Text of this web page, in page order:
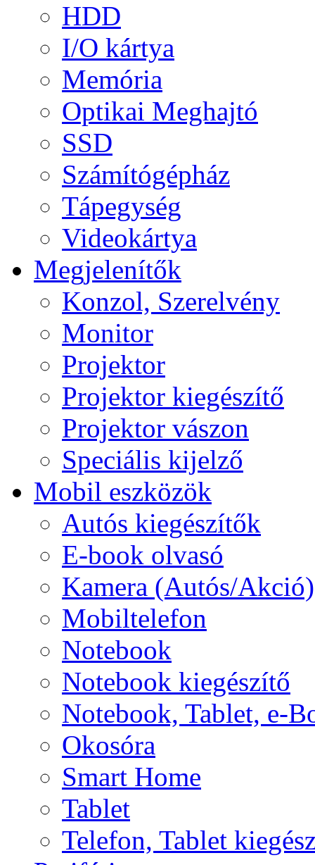
HDD
I/O kártya
Memória
Optikai Meghajtó
SSD
Számítógépház
Tápegység
Videokártya
Megjelenítők
Konzol, Szerelvény
Monitor
Projektor
Projektor kiegészítő
Projektor vászon
Speciális kijelző
Mobil eszközök
Autós kiegészítők
E-book olvasó
Kamera (Autós/Akció)
Mobiltelefon
Notebook
Notebook kiegészítő
Notebook, Tablet, e-
Okosóra
Smart Home
Tablet
Telefon, Tablet